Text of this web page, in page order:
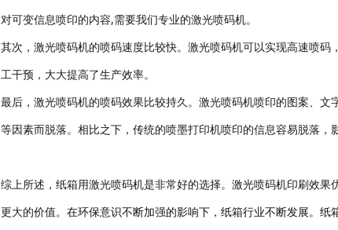
对可变信息喷印的内容,需要我们专业的激光喷码机。
其次，激光喷码机的喷码速度比较快。 激光喷码机可以实现高速喷码
工干预，大大提高了生产效率。
最后，激光喷码机的喷码效果比较持久。激光喷码机喷印的图案、
等因素而脱落。相比之下，传统的喷墨打印机喷印的信息容易脱落，
综上所述，纸箱用激光喷码机是非常好的选择。激光喷码机印刷效
更大的价值。 在环保意识不断加强的影响下，纸箱行业不断发展。纸